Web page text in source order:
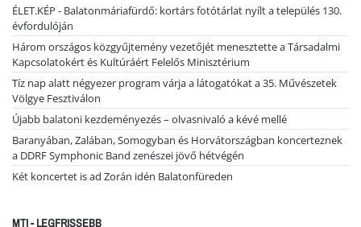
ÉLET.KÉP - Balatonmáriafürdő: kortárs fotótárlat nyílt a település 130.
évfordulóján
Három országos közgyűjtemény vezetőjét menesztette a Társadalmi
Kapcsolatokért és Kultúráért Felelős Minisztérium
Tíz nap alatt négyezer program várja a látogatókat a 35. Művészetek
Völgye Fesztiválon
Újabb balatoni kezdeményezés – olvasnivaló a kévé mellé
Baranyában, Zalában, Somogyban és Horvátországban koncerteznek
a DDRF Symphonic Band zenészei jövő hétvégén
Két koncertet is ad Zorán idén Balatonfüreden
MTI - LEGFRISSEBB